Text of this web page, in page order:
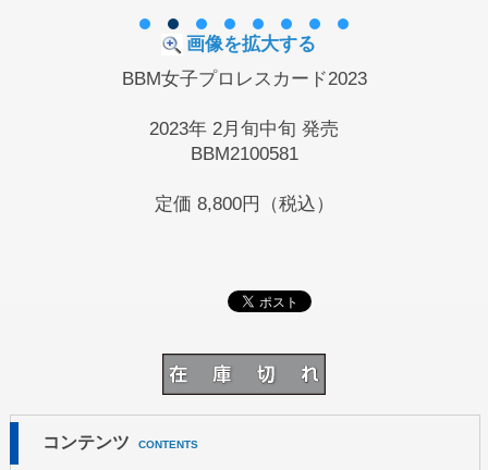
画像を拡大する
BBM女子プロレスカード2023
2023年 2月旬中旬 発売
BBM2100581
定価 8,800円（税込）
コンテンツ CONTENTS